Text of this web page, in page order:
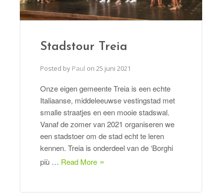
Stadstour Treia
Posted by Paul on 25 juni 2021
Onze eigen gemeente Treia is een echte
Italiaanse, middeleeuwse vestingstad met
smalle straatjes en een mooie stadswal.
Vanaf de zomer van 2021 organiseren we
een stadstoer om de stad echt te leren
kennen. Treia is onderdeel van de ‘Borghi
più … Read More